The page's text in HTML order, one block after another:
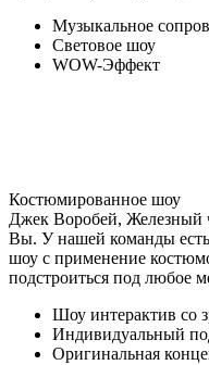
Музыкальное
Световое шоу
WOW-Эффект
Костюмированное шоу
Джек Воробей, Железный
Вы. У нашей команды есть
шоу с применение
подстроиться под любое
Шоу интерактив со
Индивидуальный
Оригинальная